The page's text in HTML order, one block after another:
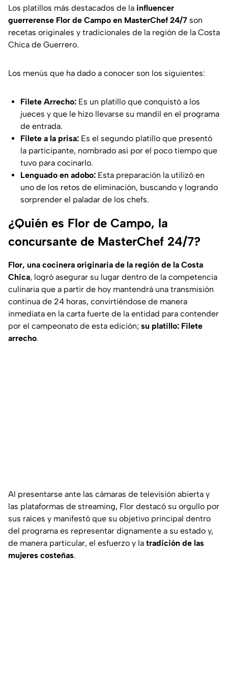
Los platillos más destacados de la influencer
guerrerense Flor de Campo en MasterChef 24/7 son
recetas originales y tradicionales de la región de la Costa
Chica de Guerrero.
Los menús que ha dado a conocer son los siguientes:
Filete Arrecho: Es un platillo que conquistó a los
jueces y que le hizo llevarse su mandil en el programa
de entrada.
Filete a la prisa: Es el segundo platillo que presentó
la participante, nombrado así por el poco tiempo que
tuvo para cocinarlo.
Lenguado en adobo: Esta preparación la utilizó en
uno de los retos de eliminación, buscando y logrando
sorprender el paladar de los chefs.
¿Quién es Flor de Campo, la
concursante de MasterChef 24/7?
Flor, una cocinera originaria de la región de la Costa
Chica, logró asegurar su lugar dentro de la competencia
culinaria que a partir de hoy mantendrá una transmisión
continua de 24 horas, convirtiéndose de manera
inmediata en la carta fuerte de la entidad para contender
por el campeonato de esta edición; su platillo: Filete
arrecho.
Al presentarse ante las cámaras de televisión abierta y
las plataformas de streaming, Flor destacó su orgullo por
sus raíces y manifestó que su objetivo principal dentro
del programa es representar dignamente a su estado y,
de manera particular, el esfuerzo y la tradición de las
mujeres costeñas.